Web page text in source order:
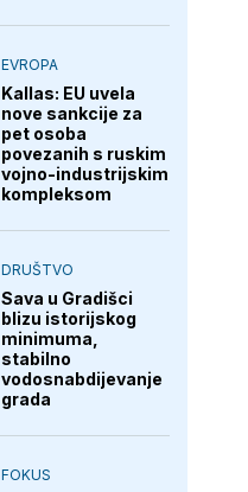
EVROPA
Kallas: EU uvela
nove sankcije za
pet osoba
povezanih s ruskim
vojno-industrijskim
kompleksom
DRUŠTVO
Sava u Gradišci
blizu istorijskog
minimuma,
stabilno
vodosnabdijevanje
grada
FOKUS